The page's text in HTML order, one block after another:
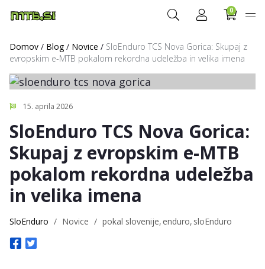
0
Domov / Blog/ Novice / SloEnduro TCS Nova Gorica: Skupaj z
evropskim e-MTB pokalom rekordna udeležba in velika imena
15. aprila 2026
SloEnduro TCS Nova Gorica:
Skupaj z evropskim e-MTB
pokalom rekordna udeležba
in velika imena
SloEnduro / Novice / pokal slovenije enduro sloEnduro